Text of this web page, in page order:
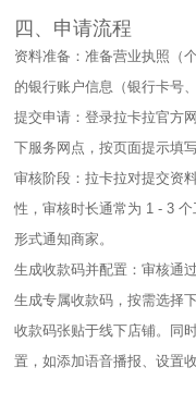
四、申请流程​
资料准备：准备营业执照（
的银行账户信息（银行卡号
提交申请：登录拉卡拉官方
下服务网点，按页面提示填
审核阶段：拉卡拉对提交资
性，审核时长通常为 1 - 3
形式通知商家。​
生成收款码并配置：审核通
生成专属收款码，按需选择
收款码张贴于线下店铺。同
置，如添加语音播报、设置